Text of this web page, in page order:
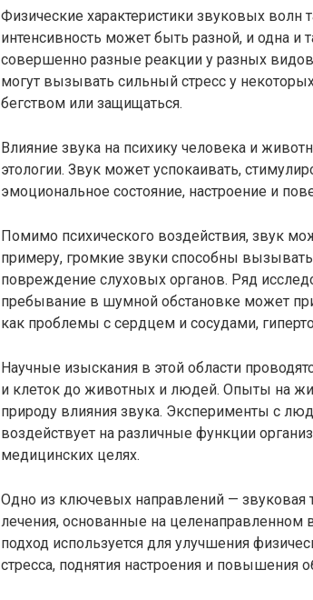
Физические характеристики звуковых
интенсивность может быть разной, и одна и
совершенно разные реакции у разных
могут вызывать сильный стресс у
бегством или защищаться.
Влияние звука на психику человека и
этологии. Звук может успокаивать,
эмоциональное состояние, настроение и
Помимо психического воздействия, звук
примеру, громкие звуки способны
повреждение слуховых органов. Ряд
пребывание в шумной обстановке может
как проблемы с сердцем и сосудами,
Научные изыскания в этой области
и клеток до животных и людей. Опыты на
природу влияния звука. Эксперименты с
воздействует на различные функции
медицинских целях.
Одно из ключевых направлений — звуковая
лечения, основанные на целенаправленном
подход используется для улучшения
стресса, поднятия настроения и повышения